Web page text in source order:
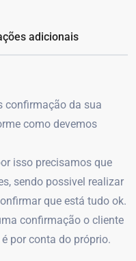
adicionais
confirmação da sua
como devemos
isso precisamos que
sendo possivel realizar
que está tudo ok.
confirmação o cliente
por conta do próprio.